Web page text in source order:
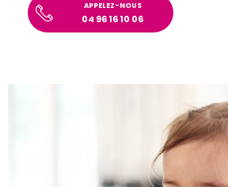
APPELEZ-NOUS
04 96 16 10 06